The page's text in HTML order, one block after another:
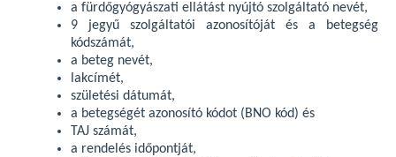
a fürdőgyógyászati ellátást nyújtó szolgáltató nevét,
9 jegyű szolgáltatói azonosítóját és a betegség
kódszámát,
a beteg nevét,
lakcímét,
születési dátumát,
a betegségét azonosító kódot (BNO kód) és
TAJ számát,
a rendelés időpontját,